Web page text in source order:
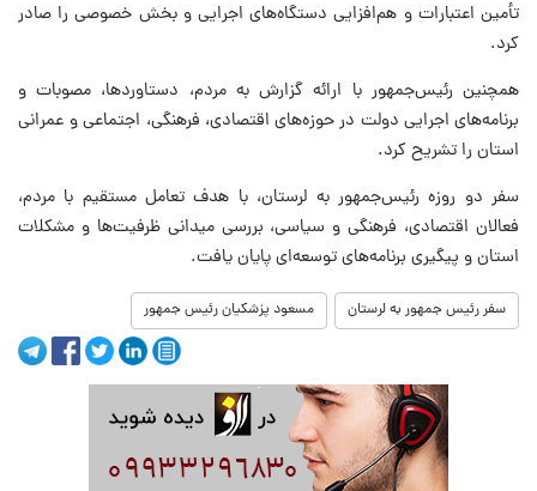
تأمین اعتبارات و هم‌افزایی دستگاه‌های اجرایی و بخش خصوصی را صادر
کرد.
همچنین رئیس‌جمهور با ارائه گزارش به مردم، دستاوردها، مصوبات و
برنامه‌های اجرایی دولت در حوزه‌های اقتصادی، فرهنگی، اجتماعی و عمرانی
استان را تشریح کرد.
سفر دو روزه رئیس‌جمهور به لرستان، با هدف تعامل مستقیم با مردم،
فعالان اقتصادی، فرهنگی و سیاسی، بررسی میدانی ظرفیت‌ها و مشکلات
استان و پیگیری برنامه‌های توسعه‌ای پایان یافت.
سفر رئیس جمهور به لرستان مسعود پزشکیان رئیس جمهور